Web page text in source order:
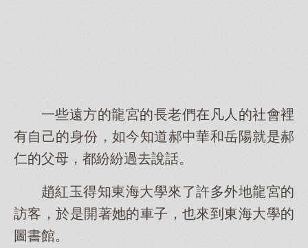
一些遠方的龍宮的長老們在凡人的社會裡
有自己的身份，如今知道郝中華和岳陽就是郝
仁的父母，都紛紛過去說話。
趙紅玉得知東海大學來了許多外地龍宮的
訪客，於是開著她的車子，也來到東海大學的
圖書館。